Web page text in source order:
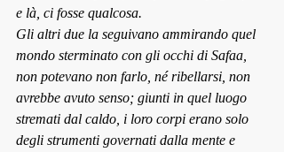
e là, ci fosse qualcosa.
Gli altri due la seguivano ammirando quel
mondo sterminato con gli occhi di Safaa,
non potevano non farlo, né ribellarsi, non
avrebbe avuto senso; giunti in quel luogo
stremati dal caldo, i loro corpi erano solo
degli strumenti governati dalla mente e